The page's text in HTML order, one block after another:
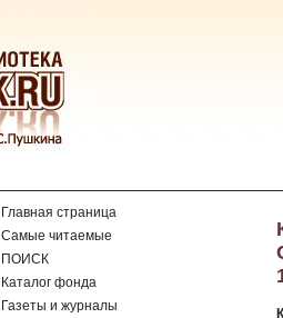
Главная страница
Самые читаемые
ПОИСК
Каталог фонда
Газеты и журналы